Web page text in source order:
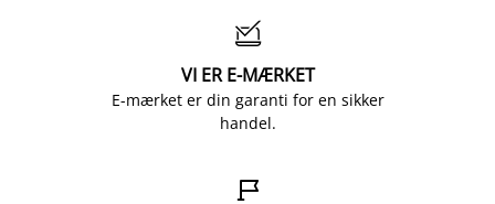

VI ER E-MÆRKET
E-mærket er din garanti for en sikker
handel.
